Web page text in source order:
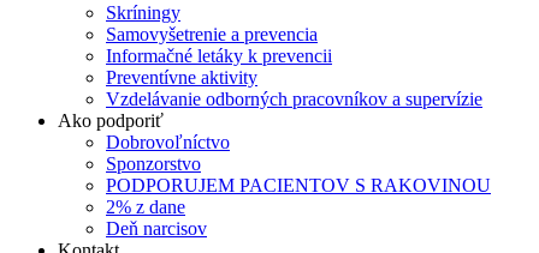
Skríningy
Samovyšetrenie a prevencia
Informačné letáky k prevencii
Preventívne aktivity
Vzdelávanie odborných pracovníkov a supervízie
Ako podporiť
Dobrovoľníctvo
Sponzorstvo
PODPORUJEM PACIENTOV S RAKOVINOU
2% z dane
Deň narcisov